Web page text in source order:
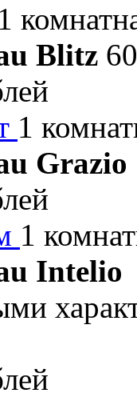
1
Blitz
1
Grazio
1
Intelio